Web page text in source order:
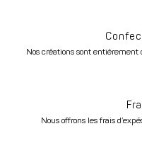
Nos créations sont
Nous offrons les frais